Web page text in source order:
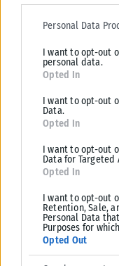
Please note that this
services and may
deny consent to
for below specified
Personal Data
I want to opt-out
personal data.
Opted In
I want to opt-out
Data.
Opted In
I want to opt-out
Data for
Opted In
I want to opt-out
Retention, Sale,
Personal Data
Purposes for
Opted Out
ΑΝΑΡΤΉΘΗΚΕ ΑΠΌKARFITSANEWS
LIFESTYLE
Χαλκιδική: Γιόγκα